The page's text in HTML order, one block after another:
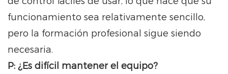
funcionamiento sea relativamente sencillo,
pero la formación profesional sigue siendo
necesaria.
P: ¿Es difícil mantener el equipo?